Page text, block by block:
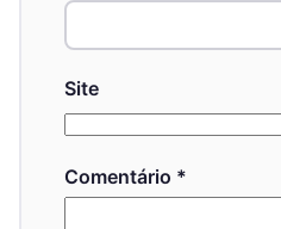
Site
Comentário *